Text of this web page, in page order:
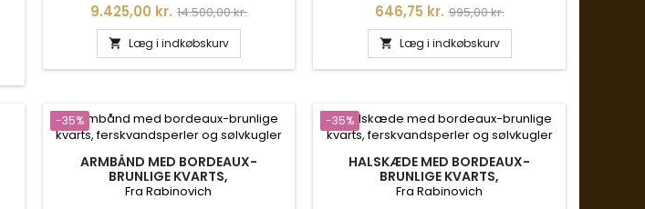
Pris
9.425,00 kr. Normalpris
14.500,00 kr.
 Læg i indkøbskurv
Pris
646,75 kr. Normalpris
995,00 kr.
 Læg i indkøbskurv
-35%
ARMBÅND MED BORDEAUX-
BRUNLIGE KVARTS,
FERSKVANDSPERLER OG
Fra Rabinovich
-35%
HALSKÆDE MED BORDEAUX-
BRUNLIGE KVARTS,
FERSKVANDSPERLER OG
Fra Rabinovich